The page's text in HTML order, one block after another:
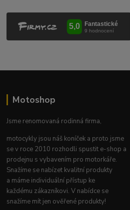
Motoshop
Jsme renomovaná rodinná firma,
motocykly jsou náš koníček a proto jsme
se v roce 2010 rozhodli spustit e-shop a
prodejnu s vybavením pro motorkáře.
Snažíme se nabízet kvalitní produkty
a máme individuální přístup ke
každému zákazníkovi. V nabídce se
snažíme mít jen ověřené produkty!